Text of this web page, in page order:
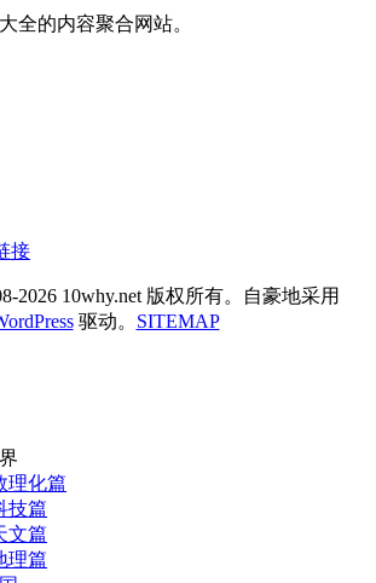
全的内容聚合网站。
接
2026 10why.net 版权所有。自豪地采用
驱动。 SITEMAP
理化篇
技篇
文篇
理篇